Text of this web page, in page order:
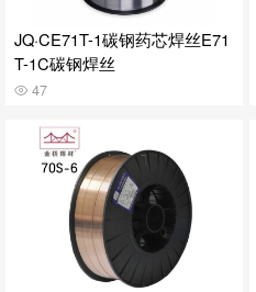
JQ·CE71T-1碳钢药芯焊丝E71
T-1C碳钢焊丝
47